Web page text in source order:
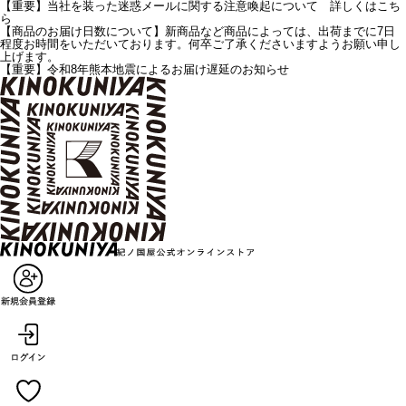
【重要】当社を装った迷惑メールに関する注意喚起について 詳しくはこち
ら
【商品のお届け日数について】新商品など商品によっては、出荷までに7日
程度お時間をいただいております。何卒ご了承くださいますようお願い申し
上げます。
【重要】令和8年熊本地震によるお届け遅延のお知らせ